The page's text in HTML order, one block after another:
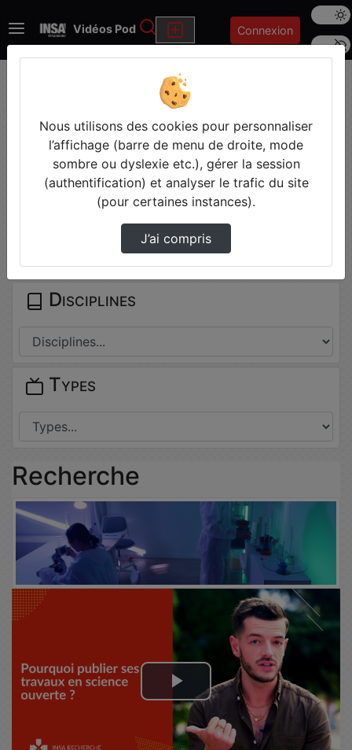
Vidéos Pod Rechercher Connexion
Mode
Police
Pourquoi Publier Mes Travaux En Science
Recherche
Lire
la
Prendre des notes
Il n'y a pas de note disponible pour vous pour cette vidéo.
Connectez-vous pour en créer une nouvelle.
Disciplines
Types
Nous utilisons des cookies pour personnaliser
l’affichage (barre de menu de droite, mode
sombre ou dyslexie etc.), gérer la session
(authentification) et analyser le trafic du site
(pour certaines instances).
J’ai compris